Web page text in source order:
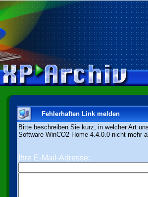
Fehlerhaften Link melden
Bitte beschreiben Sie kurz, in welcher Art
Software WinCO2 Home 4.4.0.0 nicht mehr
Ihre E-Mail-Adresse: